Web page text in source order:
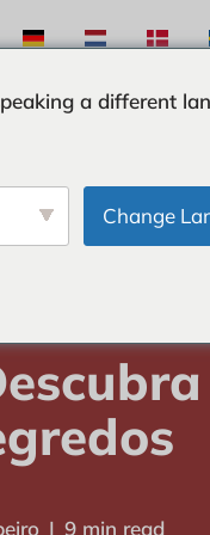
Descubra todos os
9 min read
a different
Change